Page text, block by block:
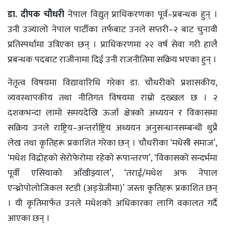
डा. दीपक चौधरीनेपाल विद्युत् प्राधिकरणका पूर्व–प्रबन्धक हुन् ।
उनी उज्यालो नेपाल पार्टीका तर्फबाट उनले सप्तरी–२ बाट चुनावी
प्रतिस्पर्धामा उत्रिएका छन् । प्राधिकरणमा २२ वर्ष सेवा गरी हालै
प्रबन्धक पदबाट राजीनामा दिई उनी राजनीतिमा सक्रिय भएका हुन् ।
नेतृत्व विषयमा विद्यावारिधि गरेका डा. चौधरीको प्रशासकीय,
व्यवस्थापकीय तथा नीतिगत विषयमा राम्रो दख्खल छ । २
दशकभन्दा लामो समयदेखि ऊर्जा क्षेत्रको अध्ययन र विकासमा
सक्रिय उनले राष्ट्रिय–अन्तर्राष्ट्रिय अध्ययन अनुसन्धानसम्बन्धी थुप्रै
लेख तथा कृतिहरू प्रकाशित गरेका छन् । चौधरीका ‘मधेसी समाज’,
‘मधेश विद्रोहको सेरोफेरोमा रहेको रूपान्तरण’, ‘विकासको सन्दर्भमा
पूर्वी एसियाको आँखीझ्याल’, ‘तराई/मधेश अफ नेपाल
एन्थ्रोपोलोजिकल स्टडी (अङ्ग्रेजीमा)’ जस्ता कृतिहरू प्रकाशित छन्
। यी कृतिमार्फत उनले मधेशको अधिकारका लागि वकालत गर्दै
आएका छन् ।